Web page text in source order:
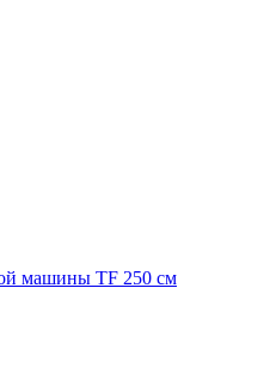
машины TF 250 см